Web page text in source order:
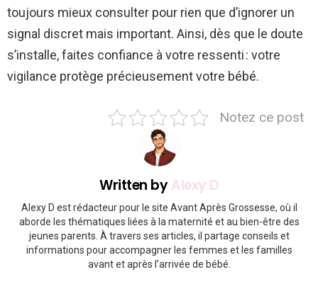
toujours mieux consulter pour rien que d’ignorer un
signal discret mais important. Ainsi, dès que le doute
s’installe, faites confiance à votre ressenti : votre
vigilance protège précieusement votre bébé.
Notez ce post
Written byAlexy D
Alexy D est rédacteur pour le site Avant Après Grossesse, où il
aborde les thématiques liées à la maternité et au bien-être des
jeunes parents. À travers ses articles, il partage conseils et
informations pour accompagner les femmes et les familles
avant et après l’arrivée de bébé.